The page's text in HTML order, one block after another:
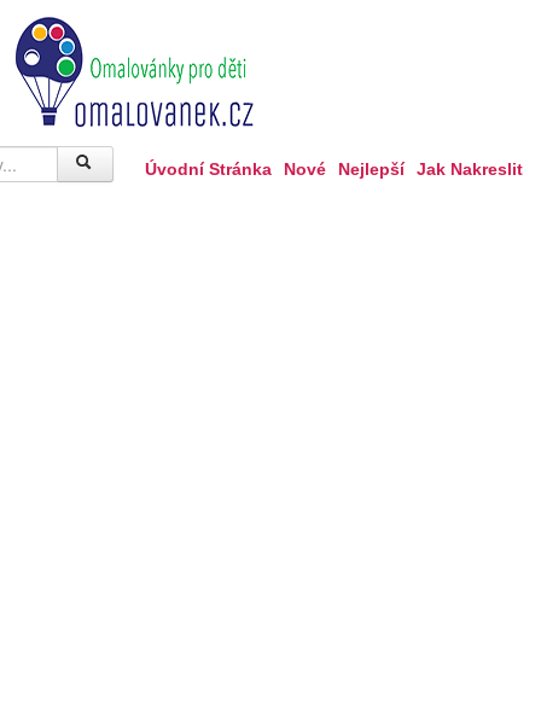
Úvodní Stránka Nové Nejlepší Jak Nakreslit